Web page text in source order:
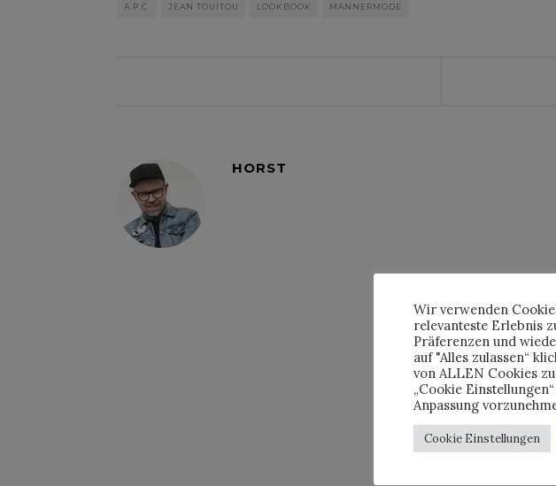
A.P.C. JEAN TOUITOU LOOKBOOK MÄNNERMODE
HORST
Wir verwenden
relevanteste Erlebnis
Präferenzen und
auf "Alles zulassen“
von ALLEN Cookies
„Cookie
Anpassung
Cookie Einstellungen